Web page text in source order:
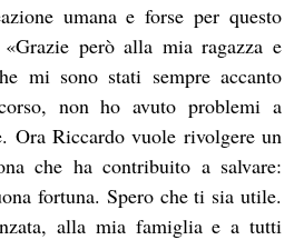
umana e forse per questo
però alla mia ragazza e
mi sono stati sempre accanto
non ho avuto problemi a
Ora Riccardo vuole rivolgere un
che ha contribuito a salvare:
fortuna. Spero che ti sia utile.
alla mia famiglia e a tutti